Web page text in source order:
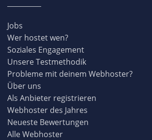
Jobs
Wer hostet wen?
Soziales Engagement
Unsere Testmethodik
Probleme mit deinem Webhoster?
Über uns
Als Anbieter registrieren
Webhoster des Jahres
Neueste Bewertungen
Alle Webhoster